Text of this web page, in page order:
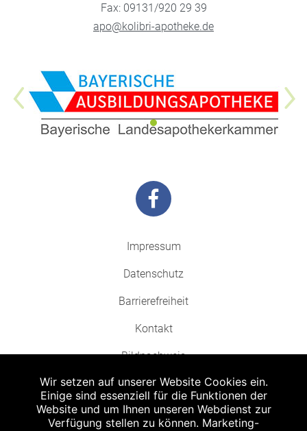
Fax: 09131/920 29 39
apo@kolibri-apotheke.de
Impressum
Datenschutz
Barrierefreiheit
Kontakt
Bildnachweis
Wir setzen auf unserer Website Cookies ein.
Einige sind essenziell für die Funktionen der
Website und um Ihnen unseren Webdienst zur
Verfügung stellen zu können. Marketing-